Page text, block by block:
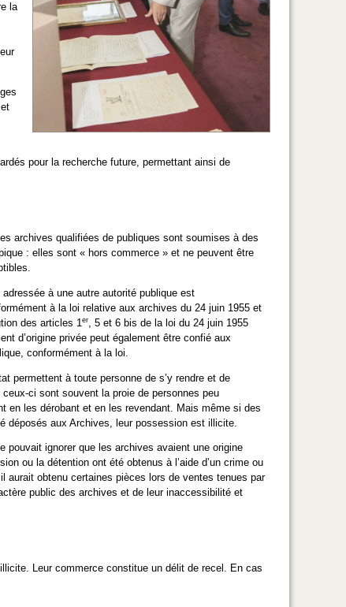
la
pour la recherche future, permettant ainsi de
archives qualifiées de publiques sont soumises à des
: elles sont « hors commerce » et ne peuvent être
à une autre autorité publique est
à la loi relative aux archives du 24 juin 1955 et
des articles 1er
, 5 et 6 bis de la loi du 24 juin 1955
d’origine privée peut également être confié aux
conformément à la loi.
permettent à toute personne de s’y rendre et de
ci sont souvent la proie de personnes peu
en les dérobant et en les revendant. Mais même si des
déposés aux Archives, leur possession est illicite.
pouvait ignorer que les archives avaient une origine
ou la détention ont été obtenus à l’aide d’un crime ou
aurait obtenu certaines pièces lors de ventes tenues par
public des archives et de leur inaccessibilité et
Leur commerce constitue un délit de recel. En cas